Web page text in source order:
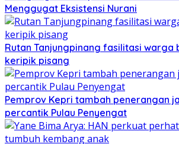
Menggugat Eksistensi Nurani
Rutan Tanjungpinang fasilitasi warga
keripik pisang
Pemprov Kepri tambah penerangan
percantik Pulau Penyengat